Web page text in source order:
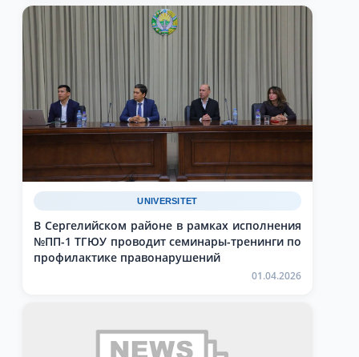
UNIVERSITET
В Сергелийском районе в рамках исполнения
№ПП-1 ТГЮУ проводит семинары-тренинги по
профилактике правонарушений
01.04.2026